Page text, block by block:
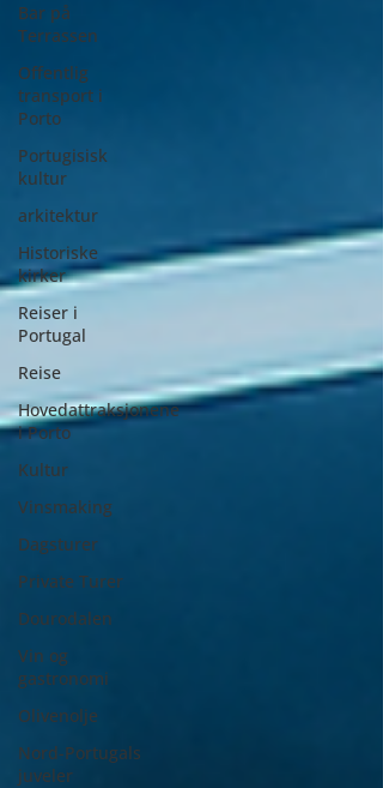
Bar på
Terrassen
Offentlig
transport i
Porto
Portugisisk
kultur
arkitektur
Historiske
kirker
Reiser i
Portugal
Reise
Hovedattraksjonene
i Porto
Kultur
Vinsmaking
Dagsturer
Private Turer
Dourodalen
Vin og
gastronomi
Olivenolje
Nord-Portugals
juveler